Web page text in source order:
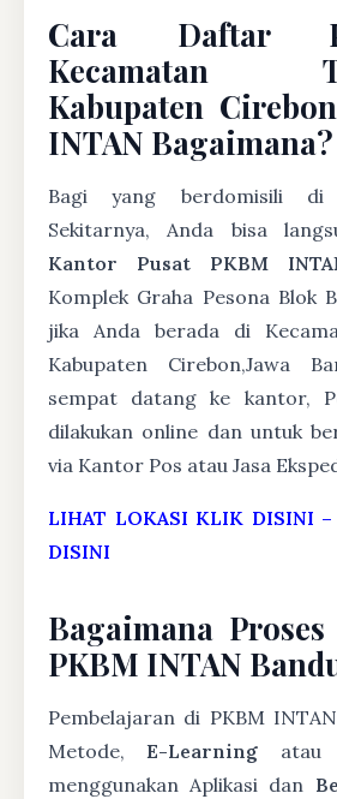
Cara Daftar
Kecamatan
Kabupaten
INTAN Bagaimana?
Bagi yang berdomisili di
Sekitarnya, Anda bisa
Kantor Pusat PKBM
Komplek Graha Pesona Blok
jika Anda berada di
Kabupaten Cirebon,Jawa
sempat datang ke kantor,
dilakukan online dan untuk
via Kantor Pos atau Jasa
LIHAT LOKASI KLIK DISINI –
DISINI
Bagaimana
PKBM INTAN
Pembelajaran di PKBM
Metode,E-Learning atau
menggunakan Aplikasi dan